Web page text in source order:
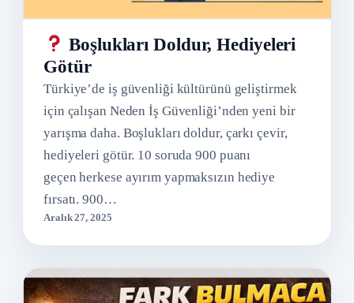
Boşlukları Doldur, Hediyeleri
Götür
Türkiye’de iş güvenliği kültürünü geliştirmek
için çalışan Neden İş Güvenliği’nden yeni bir
yarışma daha. Boşlukları doldur, çarkı çevir,
hediyeleri götür. 10 soruda 900 puanı
geçen herkese ayırım yapmaksızın hediye
fırsatı. 900…
Aralık 27, 2025